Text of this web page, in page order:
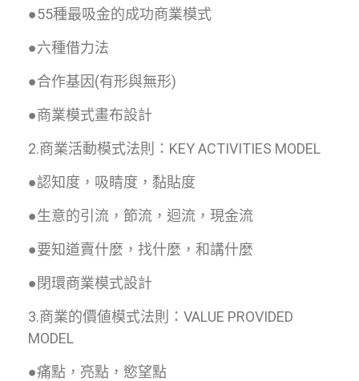
●55種最吸金的成功商業模式
●六種借力法
●合作基因(有形與無形)
●商業模式畫布設計
2.商業活動模式法則：KEY ACTIVITIES MODEL
●認知度，吸睛度，黏貼度
●生意的引流，節流，迴流，現金流
●要知道賣什麼，找什麼，和講什麼
●閉環商業模式設計
3.商業的價値模式法則：VALUE PROVIDED
MODEL
●痛點，亮點，慾望點